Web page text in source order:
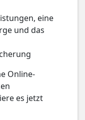
eine
und das
Online-
es jetzt